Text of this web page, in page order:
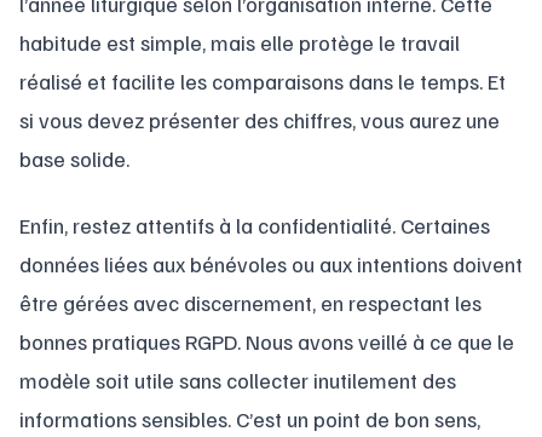
habitude est simple, mais elle protège le travail
réalisé et facilite les comparaisons dans le temps. Et
si vous devez présenter des chiffres, vous aurez une
base solide.
Enfin, restez attentifs à la confidentialité. Certaines
données liées aux bénévoles ou aux intentions doivent
être gérées avec discernement, en respectant les
bonnes pratiques RGPD. Nous avons veillé à ce que le
modèle soit utile sans collecter inutilement des
informations sensibles. C’est un point de bon sens,